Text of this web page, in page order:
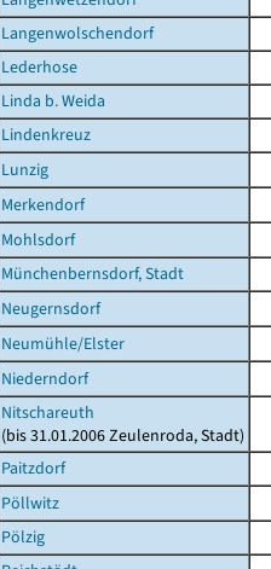
Langenwolschendorf
Lederhose
Linda b. Weida
Lindenkreuz
Lunzig
Merkendorf
Mohlsdorf
Münchenbernsdorf, Stadt
Neugernsdorf
Neumühle/Elster
Niederndorf
Nitschareuth
(bis 31.01.2006 Zeulenroda, Stadt)
Paitzdorf
Pöllwitz
Pölzig